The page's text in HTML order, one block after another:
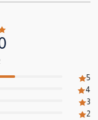
5
4
3
2